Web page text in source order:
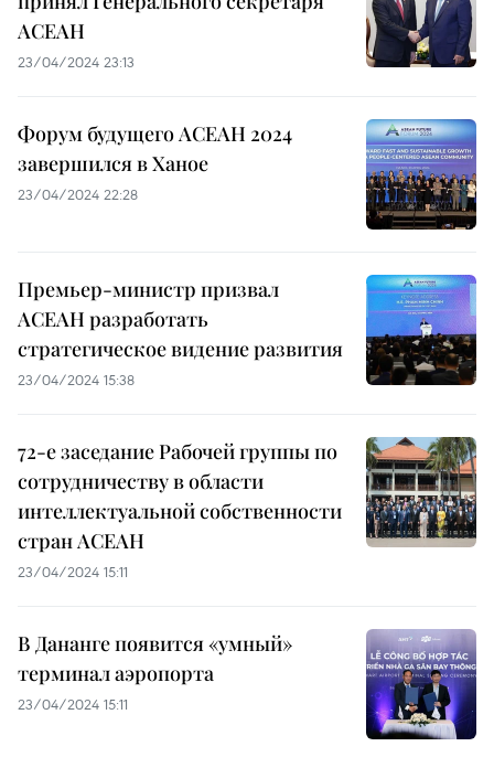
АСЕАН
23/04/2024 23:13
Форум будущего АСЕАН 2024
завершился в Ханое
23/04/2024 22:28
Премьер-министр призвал
АСЕАН разработать
стратегическое видение развития
23/04/2024 15:38
72-е заседание Рабочей группы по
сотрудничеству в области
интеллектуальной собственности
стран АСЕАН
23/04/2024 15:11
В Дананге появится «умный»
терминал аэропорта
23/04/2024 15:11